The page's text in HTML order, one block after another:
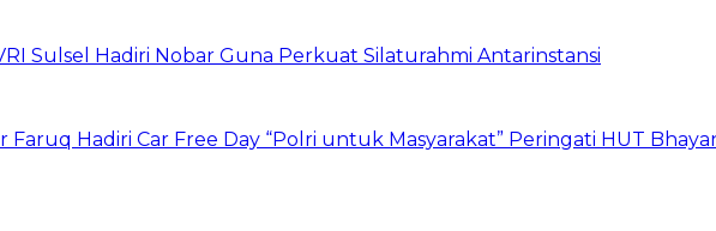
Sulsel Hadiri Nobar Guna Perkuat Silaturahmi Antarinstansi
Faruq Hadiri Car Free Day “Polri untuk Masyarakat” Peringati HUT